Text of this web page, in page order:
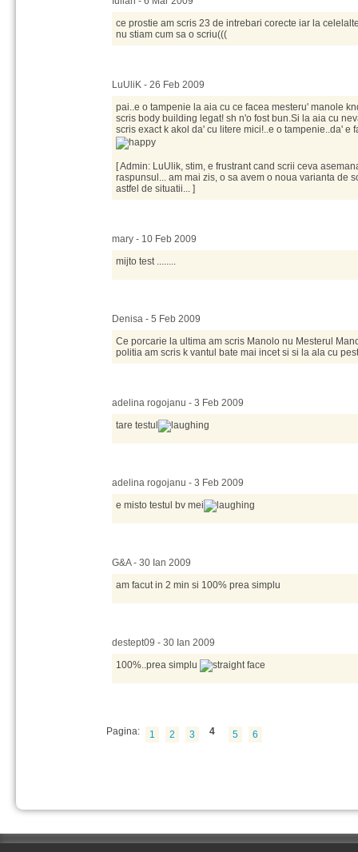
ce prostie am scris 23 de intrebari corecte iar la
nu stiam cum sa o scriu(((
LuUliK - 26 Feb 2009
pai..e o tampenie la aia cu ce facea mesteru' manole
scris body building legat! sh n'o fost bun.Si la aia cu
scris exact k akol da' cu litere mici!..e o tampenie..da' e
[ Admin: LuUlik, stim, e frustrant cand scrii ceva
raspunsul... am mai zis, o sa avem o noua varianta de
astfel de situatii... ]
mary - 10 Feb 2009
mijto test ........
Denisa - 5 Feb 2009
Ce porcarie la ultima am scris Manolo nu Mesterul
politia am scris k vantul bate mai incet si si la ala cu
adelina rogojanu - 3 Feb 2009
tare testul
adelina rogojanu - 3 Feb 2009
e misto testul bv mei
G&A - 30 Ian 2009
am facut in 2 min si 100% prea simplu
destept09 - 30 Ian 2009
100%..prea simplu
Pagina: 1 2 3 4 5 6